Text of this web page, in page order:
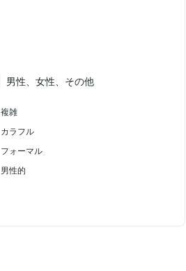
男性、女性、その他
複雑
カラフル
フォーマル
男性的